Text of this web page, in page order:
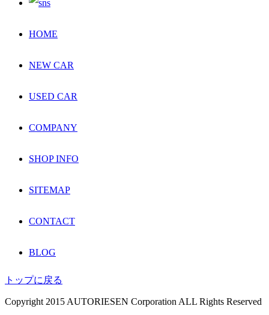
HOME
NEW CAR
USED CAR
COMPANY
SHOP INFO
SITEMAP
CONTACT
BLOG
トップに戻る
Copyright 2015 AUTORIESEN Corporation ALL Rights Reserved